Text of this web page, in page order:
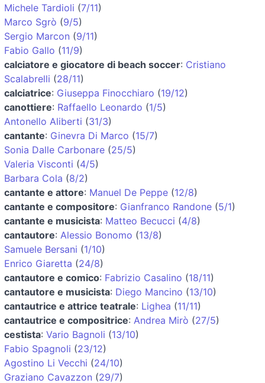
Michele Tardioli (7/11)
Marco Sgrò (9/5)
Sergio Marcon (9/11)
Fabio Gallo (11/9)
calciatore e giocatore di beach soccer: Cristiano
Scalabrelli (28/11)
calciatrice: Giuseppa Finocchiaro (19/12)
canottiere: Raffaello Leonardo (1/5)
Antonello Aliberti (31/3)
cantante: Ginevra Di Marco (15/7)
Sonia Dalle Carbonare (25/5)
Valeria Visconti (4/5)
Barbara Cola (8/2)
cantante e attore: Manuel De Peppe (12/8)
cantante e compositore: Gianfranco Randone (5/1)
cantante e musicista: Matteo Becucci (4/8)
cantautore: Alessio Bonomo (13/8)
Samuele Bersani (1/10)
Enrico Giaretta (24/8)
cantautore e comico: Fabrizio Casalino (18/11)
cantautore e musicista: Diego Mancino (13/10)
cantautrice e attrice teatrale: Lighea (11/11)
cantautrice e compositrice: Andrea Mirò (27/5)
cestista: Vario Bagnoli (13/10)
Fabio Spagnoli (23/12)
Agostino Li Vecchi (24/10)
Graziano Cavazzon (29/7)